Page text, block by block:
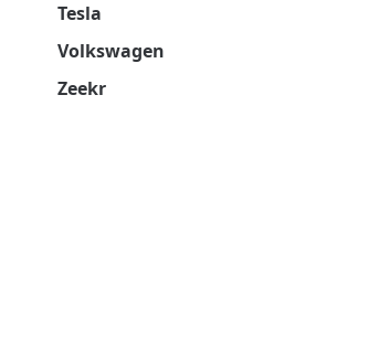
Tesla
Volkswagen
Zeekr